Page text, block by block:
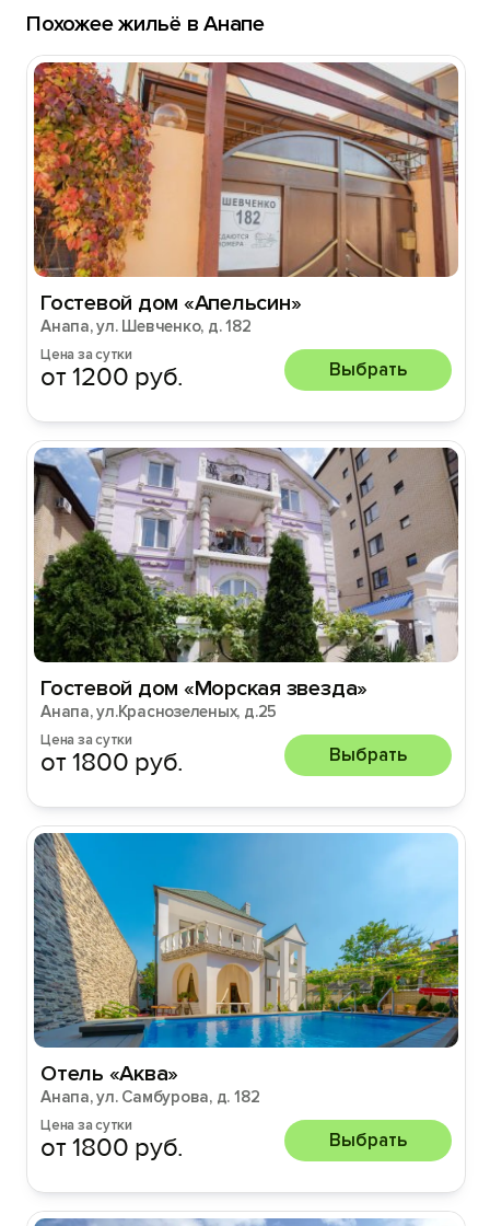
Похожее жильё в Анапе
Гостевой дом «Апельсин»
Анапа, ул. Шевченко, д. 182
Цена за сутки
от 1200 руб. Выбрать
Гостевой дом «Морская звезда»
Анапа, ул.Краснозеленых, д.25
Цена за сутки
от 1800 руб. Выбрать
Отель «Аква»
Анапа, ул. Самбурова, д. 182
Цена за сутки
от 1800 руб. Выбрать